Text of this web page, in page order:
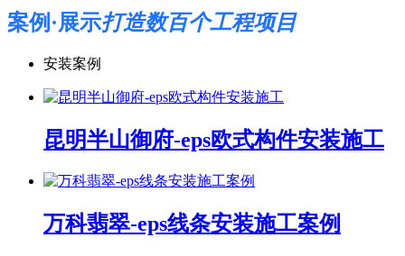
案例·展示打造数百个工程项目
安装案例
昆明半山御府-eps欧式构件安装施工
万科翡翠-eps线条安装施工案例